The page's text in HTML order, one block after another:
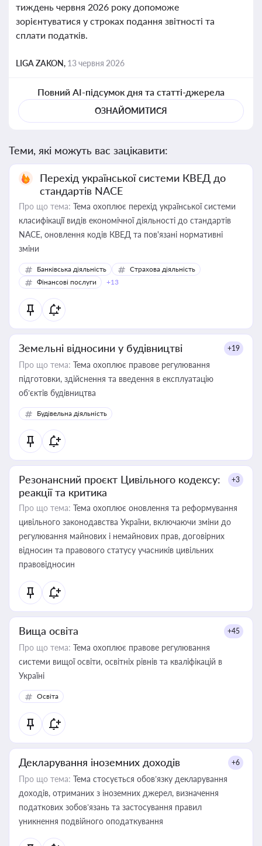
тиждень червня 2026 року допоможе
зорієнтуватися у строках подання звітності та
сплати податків.
LIGA ZAKON, 13 червня 2026
Повний AI-підсумок дня та статті-джерела
ОЗНАЙОМИТИСЯ
Теми, які можуть вас зацікавити:
Перехід української системи КВЕД до
стандартів NACE
Про що тема: Тема охоплює перехід української системи
класифікації видів економічної діяльності до стандартів
NACE, оновлення кодів КВЕД та пов'язані нормативні
зміни
Банківська діяльність
Страхова діяльність
Фінансові послуги
+13
Земельні відносини у будівництві +19
Про що тема: Тема охоплює правове регулювання
підготовки, здійснення та введення в експлуатацію
об’єктів будівництва
Будівельна діяльність
Резонансний проєкт Цивільного кодексу:
реакції та критика
+3
Про що тема: Тема охоплює оновлення та реформування
цивільного законодавства України, включаючи зміни до
регулювання майнових і немайнових прав, договірних
відносин та правового статусу учасників цивільних
правовідносин
Вища освіта +45
Про що тема: Тема охоплює правове регулювання
системи вищої освіти, освітніх рівнів та кваліфікацій в
Україні
Освіта
Декларування іноземних доходів +6
Про що тема: Тема стосується обов’язку декларування
доходів, отриманих з іноземних джерел, визначення
податкових зобов’язань та застосування правил
уникнення подвійного оподаткування